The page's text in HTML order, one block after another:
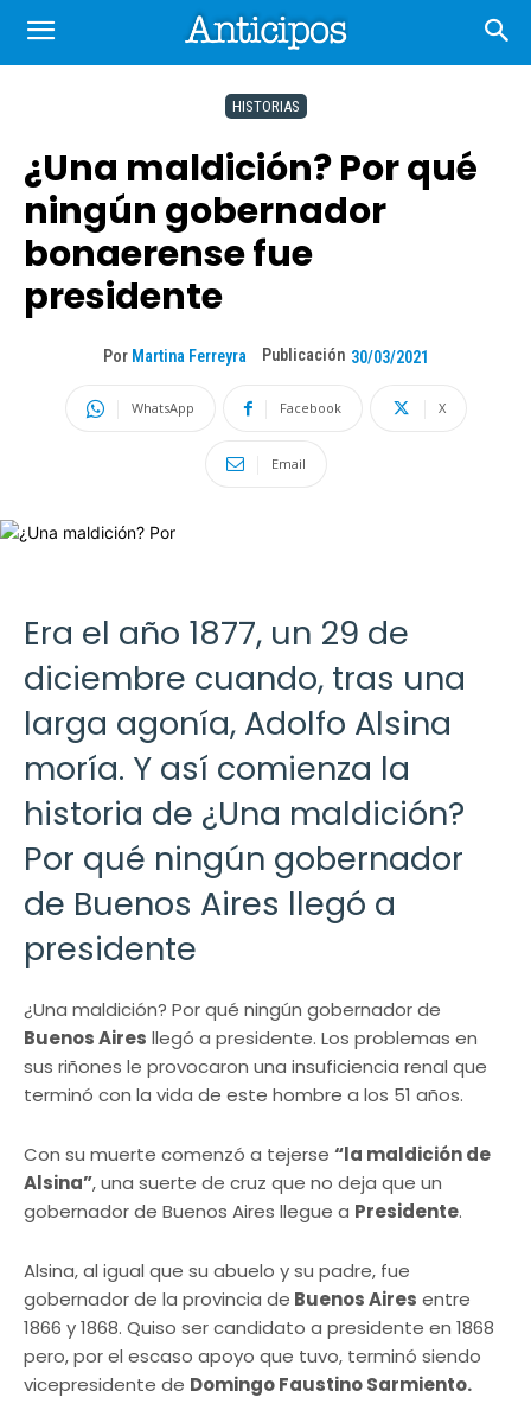
HISTORIAS
¿Una maldición? Por qué
ningún gobernador
bonaerense fue
presidente
Por Martina Ferreyra Publicación 30/03/2021
WhatsApp Facebook X
Email
Era el año 1877, un 29 de
diciembre cuando, tras una
larga agonía, Adolfo Alsina
moría. Y así comienza la
historia de ¿Una maldición?
Por qué ningún gobernador
de Buenos Aires llegó a
presidente
¿Una maldición? Por qué ningún gobernador de
Buenos Aires llegó a presidente. Los problemas en
sus riñones le provocaron una insuficiencia renal que
terminó con la vida de este hombre a los 51 años.
Con su muerte comenzó a tejerse “la maldición de
Alsina”, una suerte de cruz que no deja que un
gobernador de Buenos Aires llegue a Presidente.
Alsina, al igual que su abuelo y su padre, fue
gobernador de la provincia de Buenos Aires entre
1866 y 1868. Quiso ser candidato a presidente en 1868
pero, por el escaso apoyo que tuvo, terminó siendo
vicepresidente de Domingo Faustino Sarmiento.